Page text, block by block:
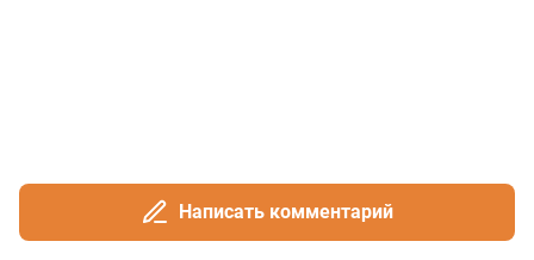
Написать комментарий